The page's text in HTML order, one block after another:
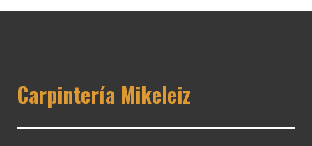
Carpintería Mikeleiz